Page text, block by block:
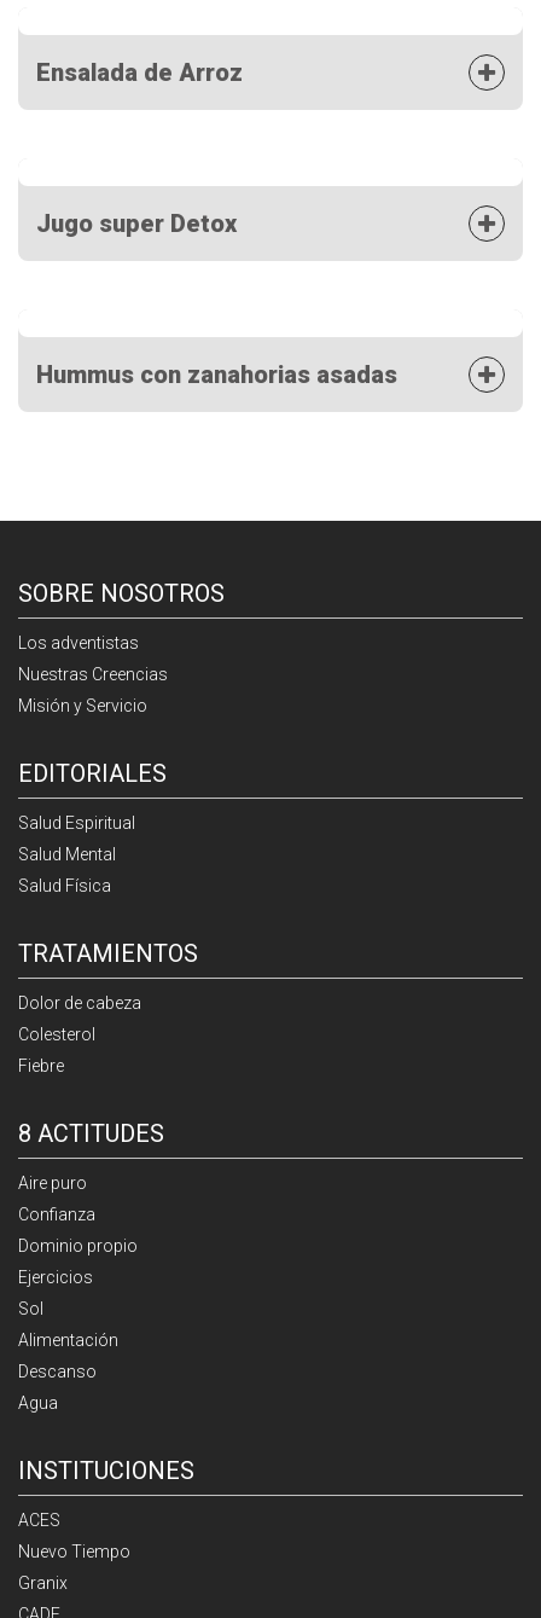
Ensalada de Arroz
Jugo super Detox
Hummus con zanahorias asadas
SOBRE NOSOTROS
Los adventistas
Nuestras Creencias
Misión y Servicio
EDITORIALES
Salud Espiritual
Salud Mental
Salud Física
TRATAMIENTOS
Dolor de cabeza
Colesterol
Fiebre
8 ACTITUDES
Aire puro
Confianza
Dominio propio
Ejercicios
Sol
Alimentación
Descanso
Agua
INSTITUCIONES
ACES
Nuevo Tiempo
Granix